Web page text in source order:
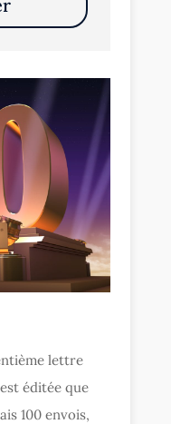
lettre
éditée que
100 envois,